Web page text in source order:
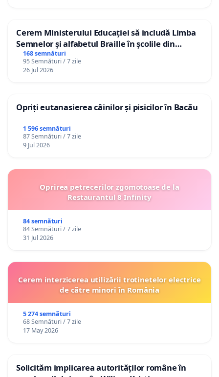
Cerem Ministerului Educației să includă Limba
Semnelor și alfabetul Braille în școlile din
Republica Moldova!
168 semnături
95 Semnături / 7 zile
26 Jul 2026
Opriți eutanasierea câinilor și pisicilor în Bacău
1 596 semnături
87 Semnături / 7 zile
9 Jul 2026
Oprirea petrecerilor zgomotoase de la
Restaurantul 8 Infinity
84 semnături
84 Semnături / 7 zile
31 Jul 2026
Cerem interzicerea utilizării trotinetelor electrice
de către minori în România
5 274 semnături
68 Semnături / 7 zile
17 May 2026
Solicităm implicarea autorităților române în